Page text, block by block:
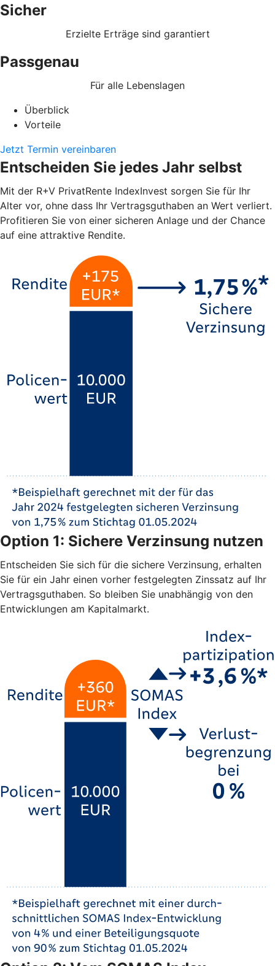
Sicher
Erzielte Erträge sind garantiert
Passgenau
Für alle Lebenslagen
Überblick
Vorteile
Jetzt Termin vereinbaren
Entscheiden Sie jedes Jahr selbst
Mit der R+V PrivatRente IndexInvest sorgen Sie für Ihr
Alter vor, ohne dass Ihr Vertragsguthaben an Wert verliert.
Profitieren Sie von einer sicheren Anlage und der Chance
auf eine attraktive Rendite.
Option 1: Sichere Verzinsung nutzen
Entscheiden Sie sich für die sichere Verzinsung, erhalten
Sie für ein Jahr einen vorher festgelegten Zinssatz auf Ihr
Vertragsguthaben. So bleiben Sie unabhängig von den
Entwicklungen am Kapitalmarkt.